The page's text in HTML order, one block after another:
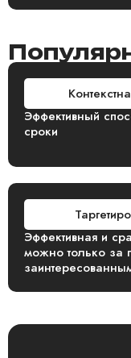
Эффективный
сроки
Эффективная и
можно только за